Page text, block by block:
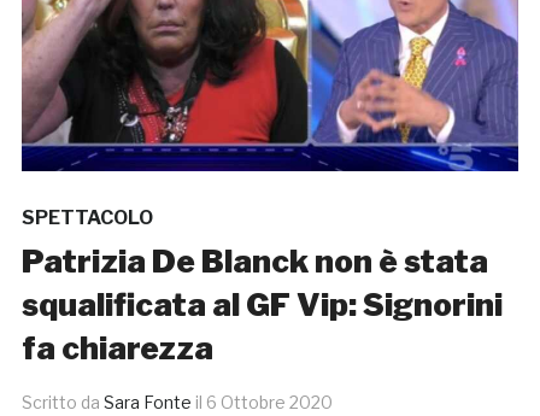
SPETTACOLO
Patrizia De Blanck non è stata
squalificata al GF Vip: Signorini
fa chiarezza
Scritto da Sara Fonte il 6 Ottobre 2020